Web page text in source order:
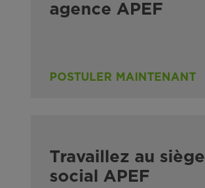
agence APEF
POSTULER MAINTENANT
Travaillez au siège
social APEF